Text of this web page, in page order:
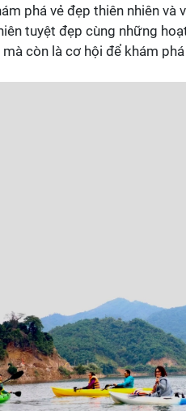
phá vẻ đẹp thiên nhiên và
tuyệt đẹp cùng những
còn là cơ hội để khám